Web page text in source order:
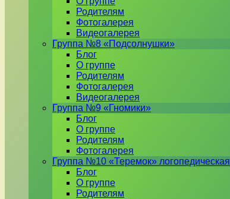
Родителям
Фотогалерея
Видеогалерея
Группа №8 «Подсолнушки»
Блог
О группе
Родителям
Фотогалерея
Видеогалерея
Группа №9 «Гномики»
Блог
О группе
Родителям
Фотогалерея
Группа №10 «Теремок» логопедическая
Блог
О группе
Родителям